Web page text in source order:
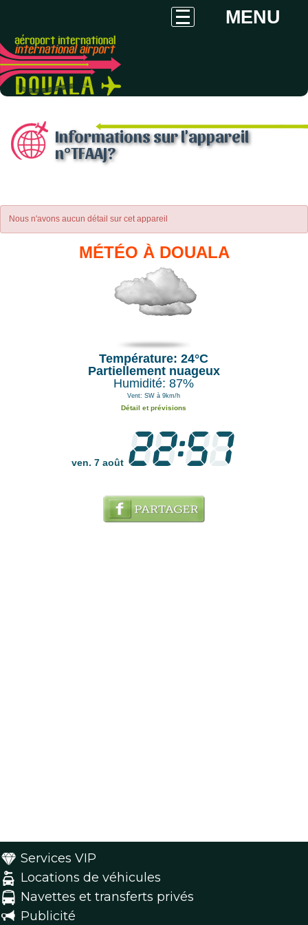
MENU
Informations sur l'appareil
n°TFAAJ?
Nous n'avons aucun détail sur cet appareil
MÉTÉO À DOUALA
Température: 24°C
Partiellement nuageux
Humidité: 87%
Vent: SW à 9km/h
Détail et prévisions
ven. 7 août
Services VIP
Locations de véhicules
Navettes et transferts privés
Publicité